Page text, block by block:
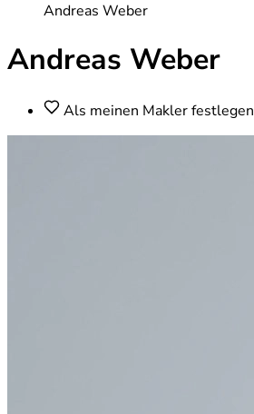
Andreas Weber
Andreas Weber
Als meinen Makler festlegen